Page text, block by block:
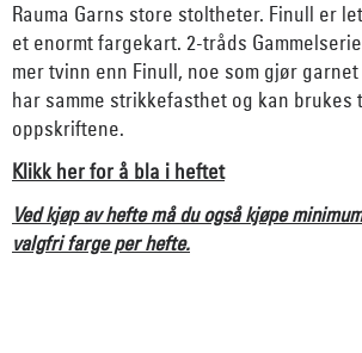
Rauma Garns store stoltheter. Finull er
et enormt fargekart. 2-tråds
mer tvinn enn Finull, noe som gjør
har samme strikkefasthet og kan brukes
oppskriftene.
Klikk her for å bla i heftet
Ved kjøp av hefte må du også kjøpe
valgfri farge per hefte.